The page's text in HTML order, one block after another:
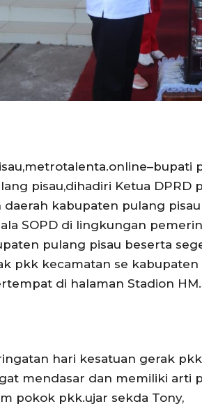
pisau,dihadiri Ketua
daerah kabupaten pulang
SOPD di lingkungan
pulang pisau beserta
pkk kecamatan se
di halaman Stadion
hari kesatuan gerak
mendasar dan memiliki arti
pokok pkk.ujar sekda Tony,